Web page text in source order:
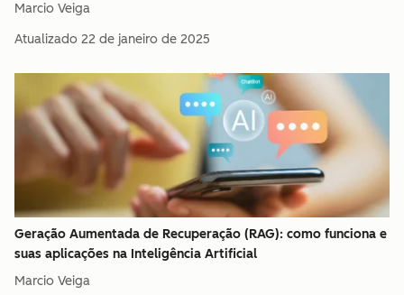
Marcio Veiga
Atualizado 22 de janeiro de 2025
Geração Aumentada de Recuperação (RAG): como funciona e
suas aplicações na Inteligência Artificial
Marcio Veiga